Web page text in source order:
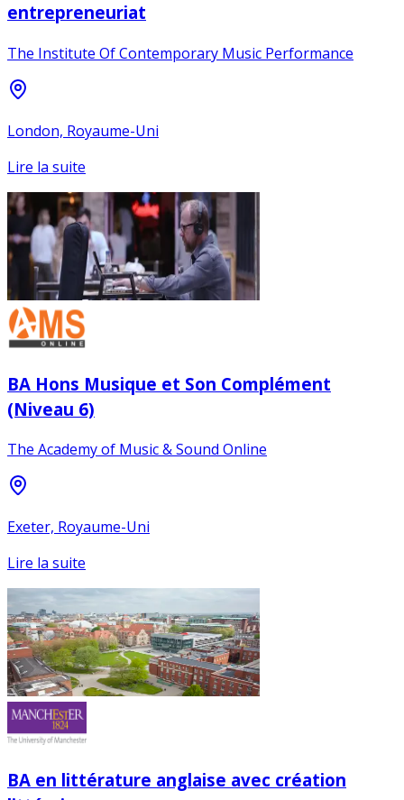
entrepreneuriat
The Institute Of Contemporary Music Performance
London, Royaume-Uni
Lire la suite
BA Hons Musique et Son Complément
(Niveau 6)
The Academy of Music & Sound Online
Exeter, Royaume-Uni
Lire la suite
BA en littérature anglaise avec création